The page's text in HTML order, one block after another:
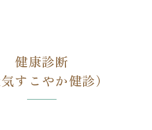
健康診断
気すこやか健診）